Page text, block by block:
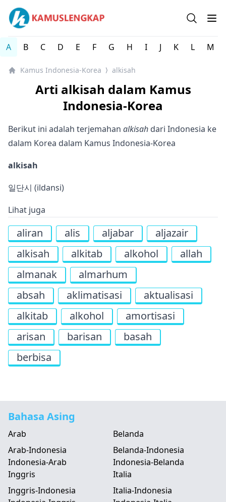
Kamus Lengkap Indonesia-Korea - Kamus Bahasa Korea
Open
A B C D E F G H I J K L M
Kamus Indonesia-Korea ⟩ alkisah
Arti alkisah dalam Kamus
Indonesia-Korea
Berikut ini adalah terjemahan alkisah dari Indonesia ke
dalam Korea dalam Kamus Indonesia-Korea
alkisah
일단시 (ildansi)
Lihat juga
aliran alis aljabar
aljazair
alkisah
alkitab alkohol
allah
almanak
almarhum
absah
aklimatisasi
aktualisasi
alkitab
alkohol
amortisasi
arisan
barisan
basah
berbisa
Bahasa Asing
Arab
Arab-Indonesia
Indonesia-Arab
Belanda
Belanda-Indonesia
Indonesia-Belanda
Inggris
Inggris-Indonesia
Italia
Italia-Indonesia